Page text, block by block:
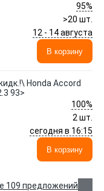
95%
>20 шт.
12 - 14 августа
В корзину
Honda Accord
93>
100%
2 шт.
сегодня в 16:15
В корзину
109 предложений